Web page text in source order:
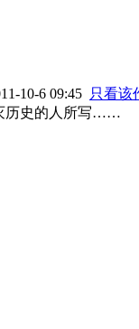
10-6 09:45 只看该
历史的人所写……